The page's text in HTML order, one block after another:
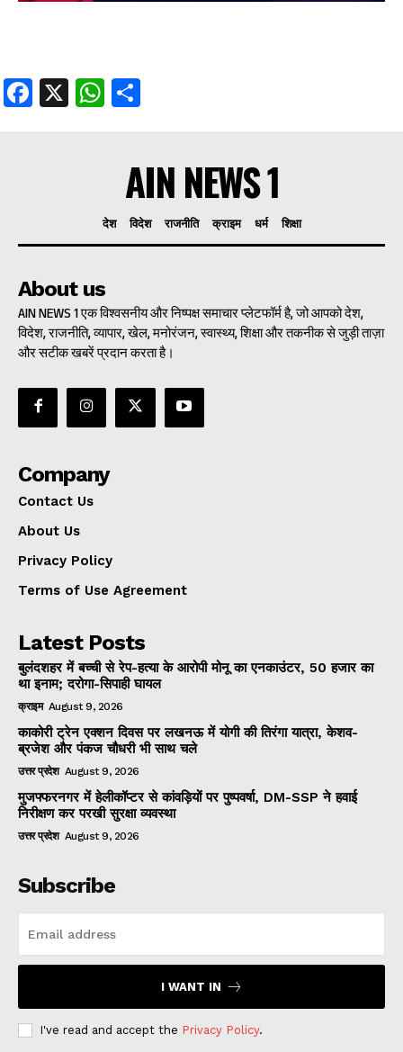
Facebook
X WhatsApp
AIN NEWS 1
देश विदेश राजनीति क्राइम धर्म शिक्षा
About us
AIN NEWS 1 एक विश्वसनीय और निष्पक्ष समाचार प्लेटफॉर्म है, जो आपको देश,
विदेश, राजनीति, व्यापार, खेल, मनोरंजन, स्वास्थ्य, शिक्षा और तकनीक से जुड़ी ताज़ा
और सटीक खबरें प्रदान करता है।
Company
Contact Us
About Us
Privacy Policy
Terms of Use Agreement
Latest Posts
बुलंदशहर में बच्ची से रेप-हत्या के आरोपी मोनू का एनकाउंटर, 50 हजार का
था इनाम; दरोगा-सिपाही घायल
क्राइम August 9, 2026
काकोरी ट्रेन एक्शन दिवस पर लखनऊ में योगी की तिरंगा यात्रा, केशव-
ब्रजेश और पंकज चौधरी भी साथ चले
उत्तर प्रदेश August 9, 2026
मुजफ्फरनगर में हेलीकॉप्टर से कांवड़ियों पर पुष्पवर्षा, DM-SSP ने हवाई
निरीक्षण कर परखी सुरक्षा व्यवस्था
उत्तर प्रदेश August 9, 2026
Subscribe
I WANT IN
I've read and accept the Privacy Policy.